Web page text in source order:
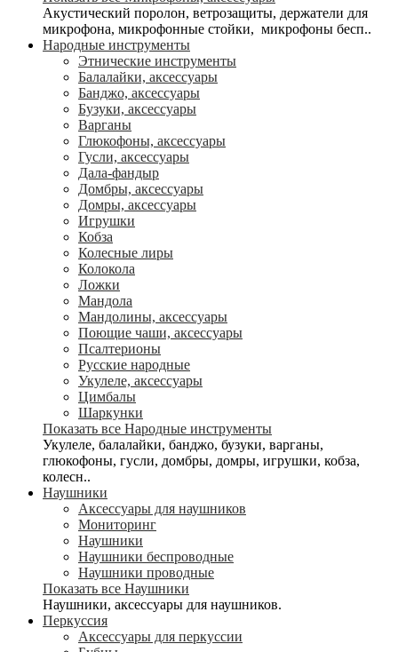
Акустический поролон, ветрозащиты, держатели для
микрофона, микрофонные стойки, микрофоны бесп..
Народные инструменты
Этнические инструменты
Балалайки, аксессуары
Банджо, аксессуары
Бузуки, аксессуары
Варганы
Глюкофоны, аксессуары
Гусли, аксессуары
Дала-фандыр
Домбры, аксессуары
Домры, аксессуары
Игрушки
Кобза
Колесные лиры
Колокола
Ложки
Мандола
Мандолины, аксессуары
Поющие чаши, аксессуары
Псалтерионы
Русские народные
Укулеле, аксессуары
Цимбалы
Шаркунки
Показать все Народные инструменты
Укулеле, балалайки, банджо, бузуки, варганы,
глюкофоны, гусли, домбры, домры, игрушки, кобза,
колесн..
Наушники
Аксессуары для наушников
Мониторинг
Наушники
Наушники беспроводные
Наушники проводные
Показать все Наушники
Наушники, аксессуары для наушников.
Перкуссия
Аксессуары для перкуссии